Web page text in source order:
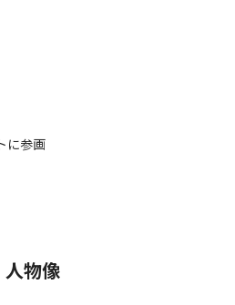
に参画
、報告
物像